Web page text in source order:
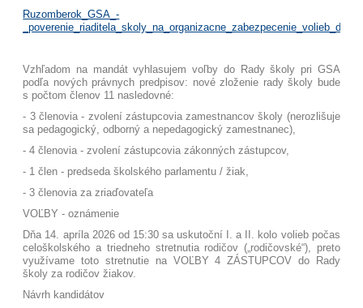
Ruzomberok_GSA_-
Vzhľadom na mandát vyhlasujem voľby do Rady školy pri GSA
podľa nových právnych predpisov: nové zloženie rady školy bude
s počtom členov 11 nasledovné:
- 3 členovia - zvolení zástupcovia zamestnancov školy (nerozlišuje
sa pedagogický, odborný a nepedagogický zamestnanec),
- 4 členovia - zvolení zástupcovia zákonných zástupcov,
- 1 člen - predseda školského parlamentu / žiak,
- 3 členovia za zriaďovateľa
VOĽBY - oznámenie
Dňa 14. apríla 2026 od 15:30 sa uskutoční I. a II. kolo volieb počas
celoškolského a triedneho stretnutia rodičov („rodičovské“), preto
využívame toto stretnutie na VOĽBY 4 ZÁSTUPCOV do Rady
školy za rodičov žiakov.
Návrh kandidátov